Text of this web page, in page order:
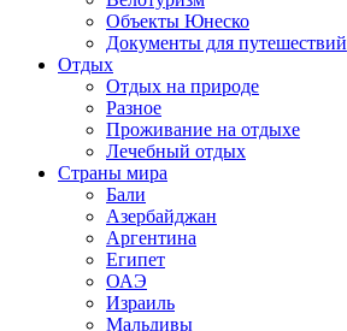
Объекты Юнеско
Документы для путешествий
Отдых
Отдых на природе
Разное
Проживание на отдыхе
Лечебный отдых
Страны мира
Бали
Азербайджан
Аргентина
Египет
ОАЭ
Израиль
Мальдивы